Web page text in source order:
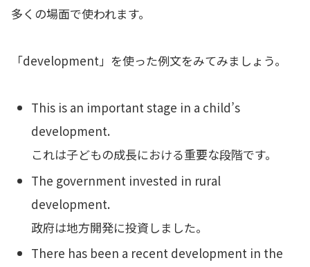
多くの場面で使われます。
「development」を使った例文をみてみましょう。
This is an important stage in a child’s
development.
これは子どもの成長における重要な段階です。
The government invested in rural
development.
政府は地方開発に投資しました。
There has been a recent development in the